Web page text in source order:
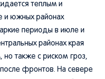
теплым и
и южных районах
периоды в июле и
районах края
также с риском гроз,
фронтов. На севере